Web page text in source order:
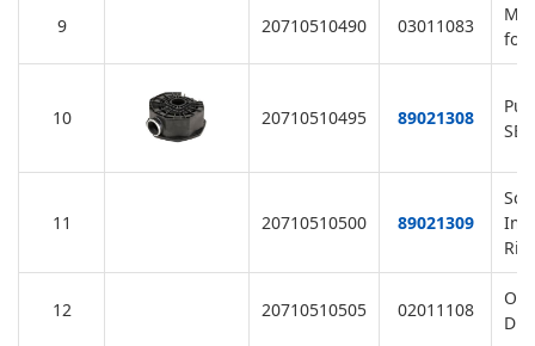
9 20710510490 03011083
M6
for
10 20710510495 89021308
11 20710510500 89021309
12 20710510505 02011108
O-